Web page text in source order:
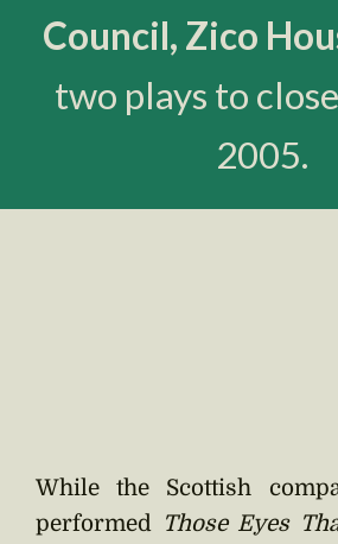
Council, Zico
two plays to
2005.
While the Scottish
performed Those Eyes